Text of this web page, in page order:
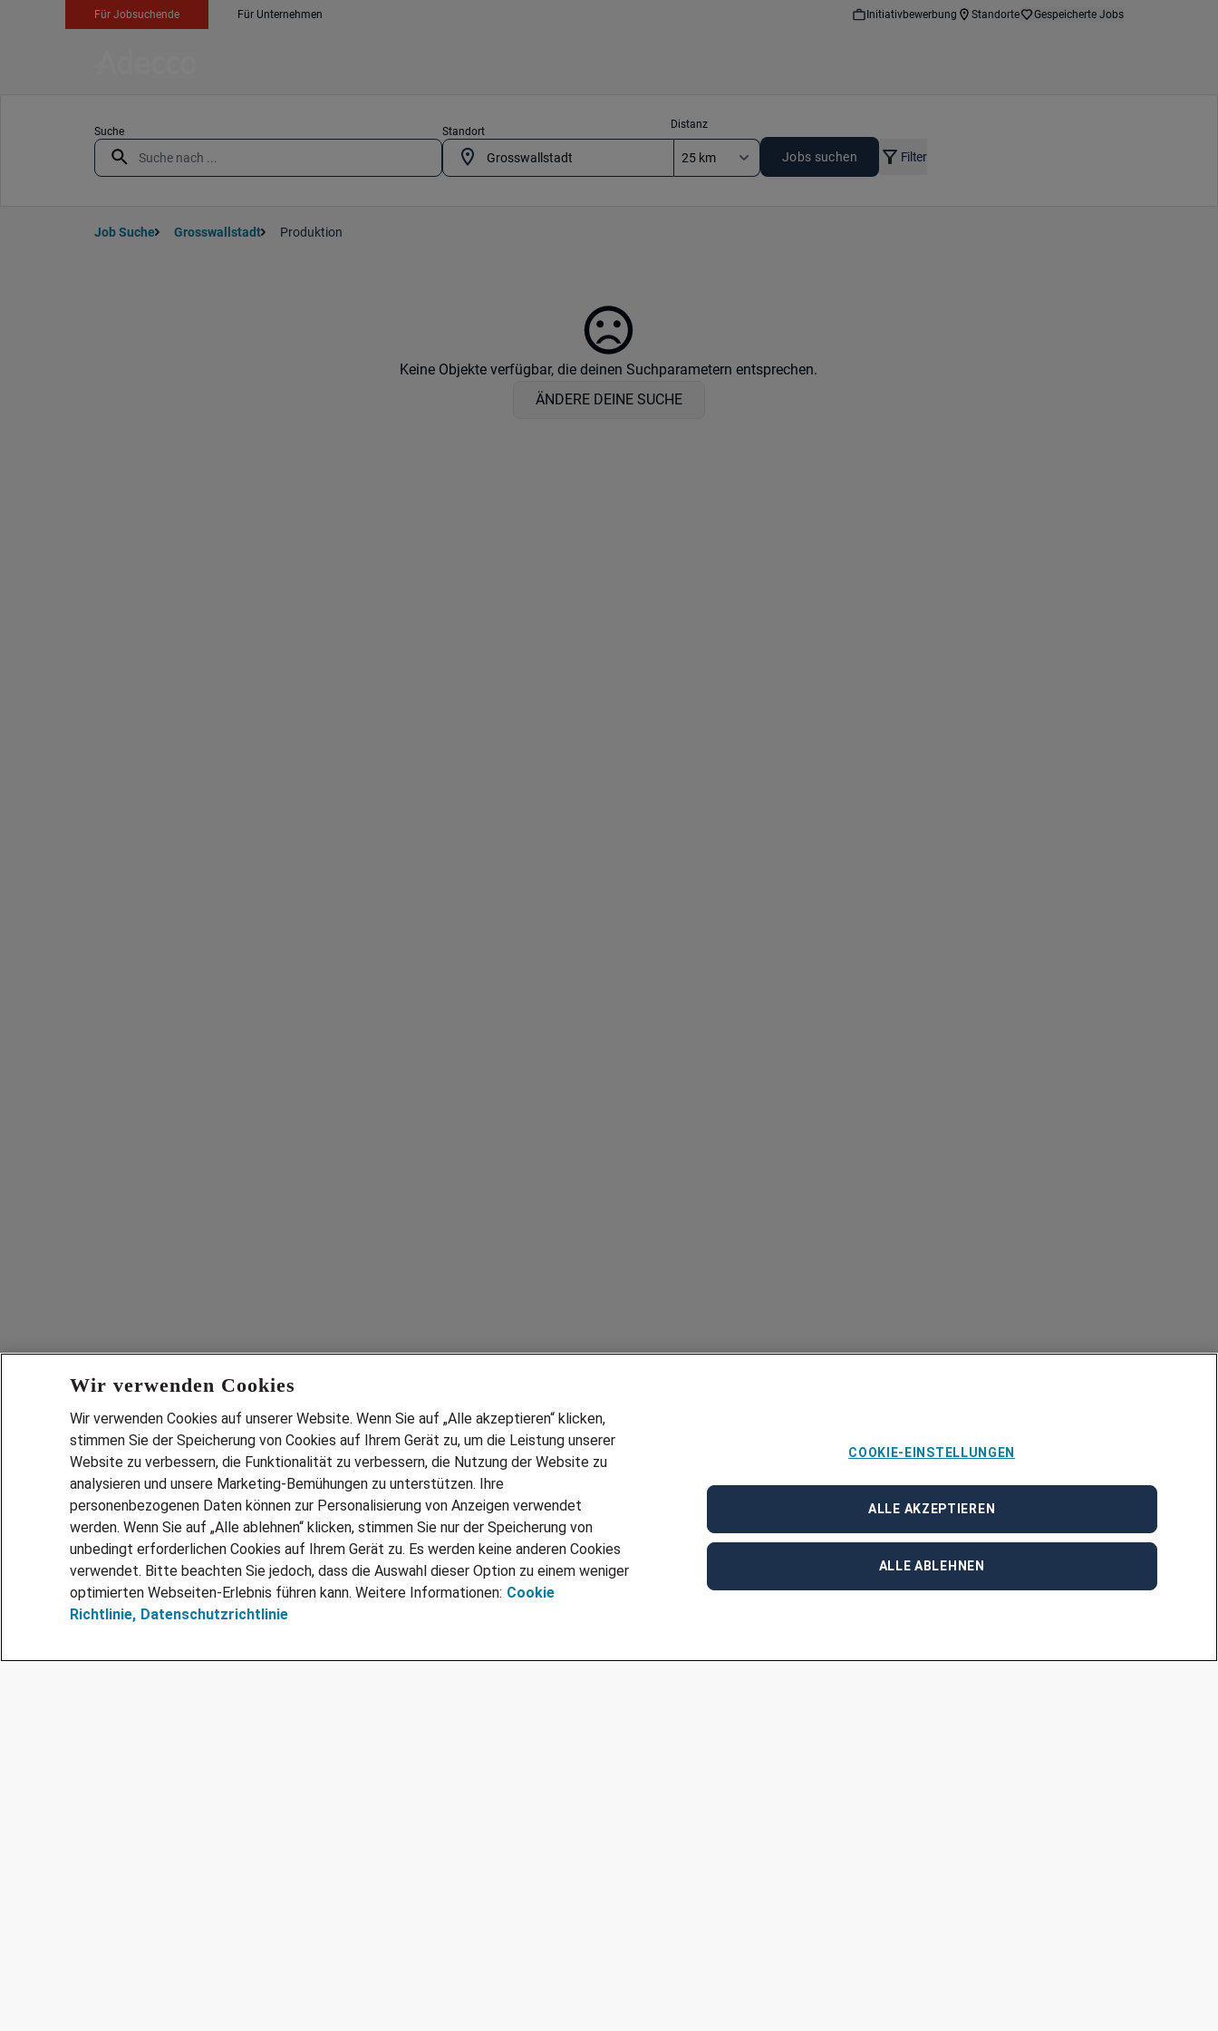
Für Jobsuchende Für Unternehmen Initiativbewerbung Standorte Gespeicherte Jobs
Suche Standort
Distanz
Jobs suchen Filter
Job Suche Grosswallstadt Produktion
Keine Objekte verfügbar, die deinen Suchparametern entsprechen.
ÄNDERE DEINE SUCHE
Wir verwenden Cookies
Wir verwenden Cookies auf unserer Website. Wenn Sie auf „Alle akzeptieren“ klicken,
stimmen Sie der Speicherung von Cookies auf Ihrem Gerät zu, um die Leistung unserer
Website zu verbessern, die Funktionalität zu verbessern, die Nutzung der Website zu
analysieren und unsere Marketing-Bemühungen zu unterstützen. Ihre
personenbezogenen Daten können zur Personalisierung von Anzeigen verwendet
werden. Wenn Sie auf „Alle ablehnen“ klicken, stimmen Sie nur der Speicherung von
unbedingt erforderlichen Cookies auf Ihrem Gerät zu. Es werden keine anderen Cookies
verwendet. Bitte beachten Sie jedoch, dass die Auswahl dieser Option zu einem weniger
optimierten Webseiten-Erlebnis führen kann. Weitere Informationen: Cookie
Richtlinie, Datenschutzrichtlinie
COOKIE-EINSTELLUNGEN
ALLE ABLEHNEN
ALLE AKZEPTIEREN